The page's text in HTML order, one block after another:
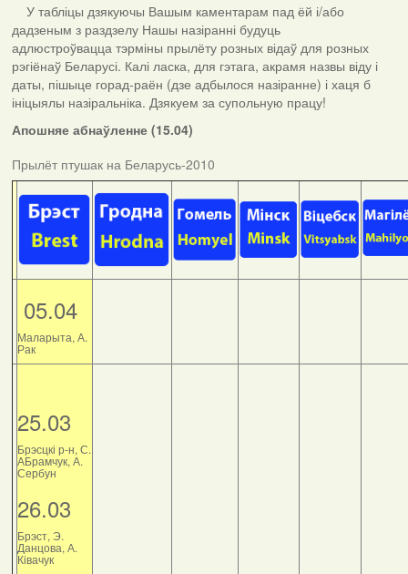
У табліцы дзякуючы Вашым каментарам пад ёй і/або
дадзеным з раздзелу Нашы назіранні будуць
адлюстроўвацца тэрміны прылёту розных відаў для розных
рэгіёнаў Беларусі. Калі ласка, для гэтага, акрамя назвы віду і
даты, пішыце горад-раён (дзе адбылося назіранне) і хаця б
ініцыялы назіральніка. Дзякуем за супольную працу!
Апошняе абнаўленне (15.04)
Прылёт птушак на Беларусь-2010
05.04
Маларыта, А.
Рак
25.03
Брэсцкі р-н, С.
АБрамчук, А.
Сербун
26.03
Брэст, Э.
Данцова, А.
Ківачук